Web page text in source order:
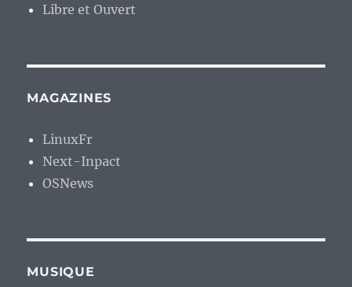
Libre et Ouvert
MAGAZINES
LinuxFr
Next-Inpact
OSNews
MUSIQUE